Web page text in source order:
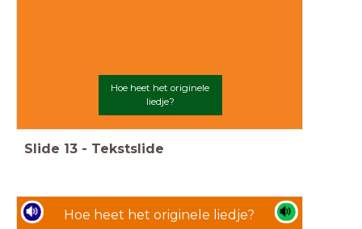
Hoe heet het originele
liedje?
Slide 13 - Tekstslide
Hoe heet het originele liedje?